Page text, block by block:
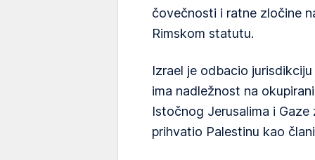
čovečnosti i ratne zločine
Rimskom statutu.
Izrael je odbacio
ima nadležnost na
Istočnog Jerusalima i
prihvatio Palestinu kao